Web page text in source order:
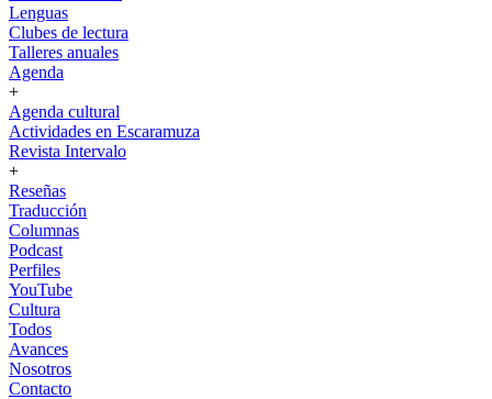
Lenguas
Clubes de lectura
Talleres anuales
Agenda
+
Agenda cultural
Actividades en Escaramuza
Revista Intervalo
+
Reseñas
Traducción
Columnas
Podcast
Perfiles
YouTube
Cultura
Todos
Avances
Nosotros
Contacto